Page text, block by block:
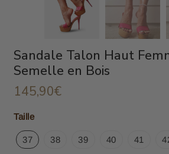
Sandale Talon Haut
Semelle en Bois
145,90€
price
Taille
37 38 39 40 41